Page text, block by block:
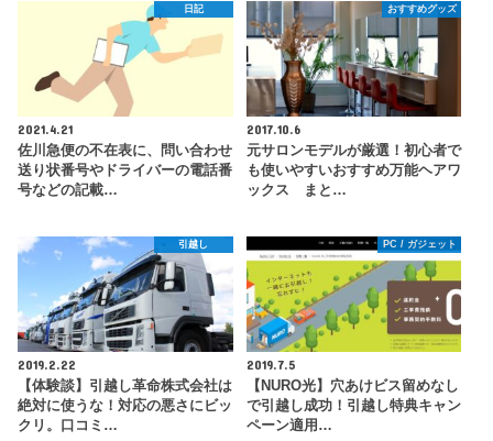
日記
2021.4.21
佐川急便の不在表に、問い合わせ
送り状番号やドライバーの電話番
号などの記載…
おすすめグッズ
2017.10.6
元サロンモデルが厳選！初心者で
も使いやすいおすすめ万能ヘアワ
ックス まと…
引越し
2019.2.22
【体験談】引越し革命株式会社は
絶対に使うな！対応の悪さにビッ
クリ。口コミ…
PC / ガジェット
2019.7.5
【NURO光】穴あけビス留めなし
で引越し成功！引越し特典キャン
ペーン適用…